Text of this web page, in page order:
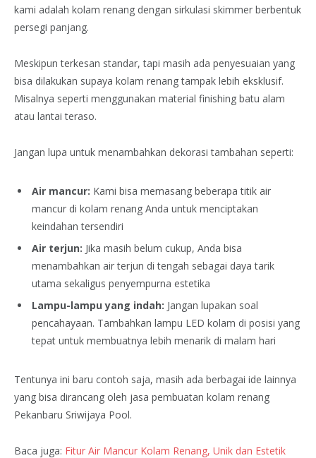
kami adalah kolam renang dengan sirkulasi skimmer berbentuk
persegi panjang.
Meskipun terkesan standar, tapi masih ada penyesuaian yang
bisa dilakukan supaya kolam renang tampak lebih eksklusif.
Misalnya seperti menggunakan material finishing batu alam
atau lantai teraso.
Jangan lupa untuk menambahkan dekorasi tambahan seperti:
Air mancur: Kami bisa memasang beberapa titik air
mancur di kolam renang Anda untuk menciptakan
keindahan tersendiri
Air terjun: Jika masih belum cukup, Anda bisa
menambahkan air terjun di tengah sebagai daya tarik
utama sekaligus penyempurna estetika
Lampu-lampu yang indah: Jangan lupakan soal
pencahayaan. Tambahkan lampu LED kolam di posisi yang
tepat untuk membuatnya lebih menarik di malam hari
Tentunya ini baru contoh saja, masih ada berbagai ide lainnya
yang bisa dirancang oleh jasa pembuatan kolam renang
Pekanbaru Sriwijaya Pool.
Baca juga: Fitur Air Mancur Kolam Renang, Unik dan Estetik